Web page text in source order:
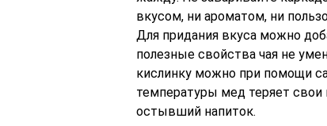
вкусом, ни ароматом, ни
Для придания вкуса можно
полезные свойства чая не
кислинку можно при помощи
температуры мед теряет свои
остывший напиток.